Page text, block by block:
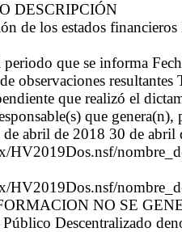
DESCRIPCIÓN
de los estados
que se informa
observaciones
que realizó el
que
abril de 2018 30 de abril
HV2019Dos.nsf/
HV2019Dos.nsf/
NO SE
Descentralizado